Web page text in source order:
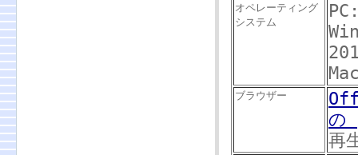
オペレーティング
システム
ブラウザー
の
再